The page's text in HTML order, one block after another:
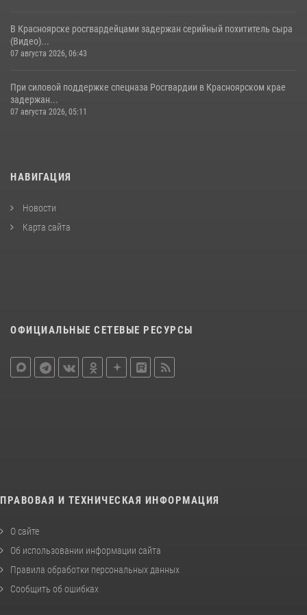
В Красноярске росгвардейцами задержан серийный похититель сыра
(Видео)...
07 августа 2026, 06:43
При силовой поддержке спецназа Росгвардии в Красноярском крае
задержан...
07 августа 2026, 05:11
НАВИГАЦИЯ
Новости
Карта сайта
ОФИЦИАЛЬНЫЕ СЕТЕВЫЕ РЕСУРСЫ
ПРАВОВАЯ И ТЕХНИЧЕСКАЯ ИНФОРМАЦИЯ
О сайте
Об использовании информации сайта
Правила обработки персональных данных
Сообщить об ошибках